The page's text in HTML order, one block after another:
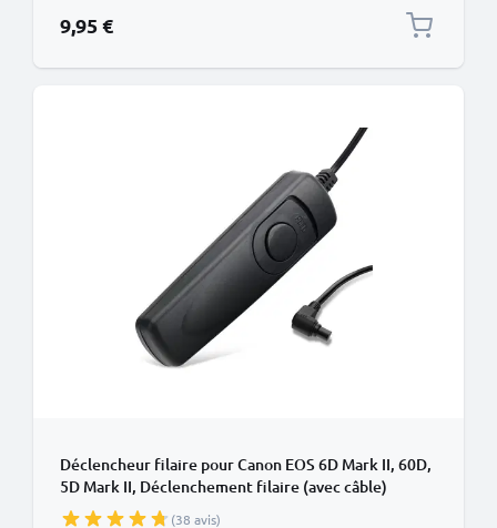
9,95 €
Déclencheur filaire pour Canon EOS 6D Mark II, 60D,
5D Mark II, Déclenchement filaire (avec câble)
déclencheur pour appareil photo de CELLONIC
(38 avis)